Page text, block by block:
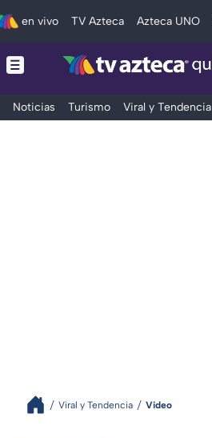
en vivo TV Azteca Azteca UNO
Noticias Turismo Viral y Tendencia
Viral y Tendencia Video